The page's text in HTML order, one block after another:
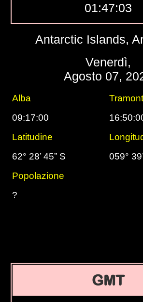
01:47:04
Antarctic Islands,
Venerdì,
Agosto 07,
Alba
09:17:00
Latitudine
62° 28’ 45” S
059°
Popolazione
?
GMT